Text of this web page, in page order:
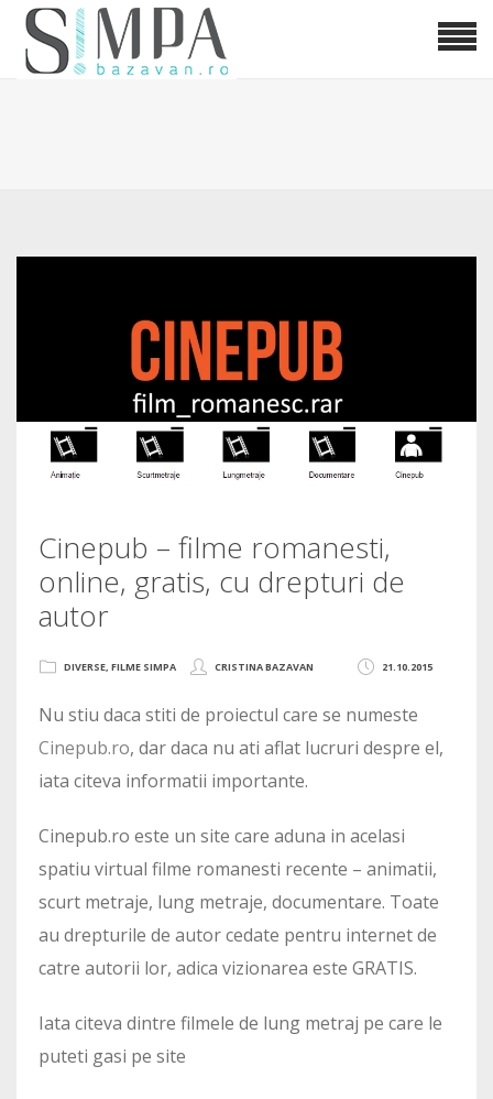
Cinepub – filme romanesti,
online, gratis, cu drepturi de
autor
21.10.2015
DIVERSE, FILME SIMPA CRISTINA BAZAVAN
Nu stiu daca stiti de proiectul care se numeste
Cinepub.ro, dar daca nu ati aflat lucruri despre el,
iata citeva informatii importante.
Cinepub.ro este un site care aduna in acelasi
spatiu virtual filme romanesti recente – animatii,
scurt metraje, lung metraje, documentare. Toate
au drepturile de autor cedate pentru internet de
catre autorii lor, adica vizionarea este GRATIS.
Iata citeva dintre filmele de lung metraj pe care le
puteti gasi pe site